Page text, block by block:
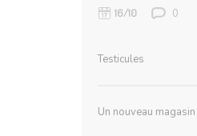
16/10 0
Testicules
Un nouveau